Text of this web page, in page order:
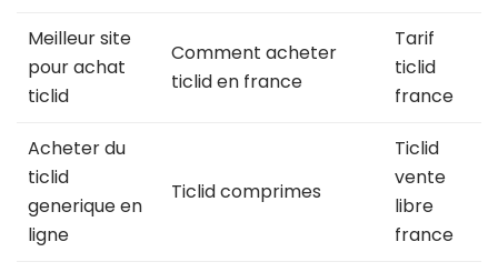
Meilleur site
pour achat
ticlid
Comment acheter
ticlid en france
Tarif
ticlid
france
Acheter du
ticlid
generique en
ligne
Ticlid comprimes
Ticlid
vente
libre
france